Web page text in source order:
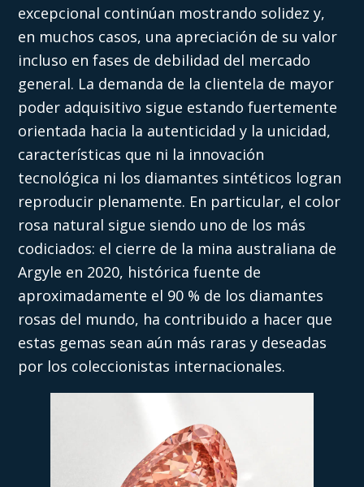
excepcional continúan mostrando solidez y,
en muchos casos, una apreciación de su valor
incluso en fases de debilidad del mercado
general. La demanda de la clientela de mayor
poder adquisitivo sigue estando fuertemente
orientada hacia la autenticidad y la unicidad,
características que ni la innovación
tecnológica ni los diamantes sintéticos logran
reproducir plenamente. En particular, el color
rosa natural sigue siendo uno de los más
codiciados: el cierre de la mina australiana de
Argyle en 2020, histórica fuente de
aproximadamente el 90 % de los diamantes
rosas del mundo, ha contribuido a hacer que
estas gemas sean aún más raras y deseadas
por los coleccionistas internacionales.